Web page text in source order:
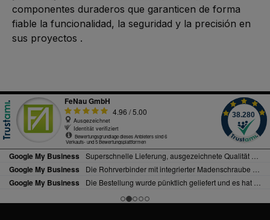
componentes duraderos que garanticen de forma
fiable la funcionalidad, la seguridad y la precisión en
sus proyectos .